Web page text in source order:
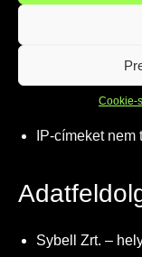
Cookie-
kerül tárolásra
IP-címeket nem
Sybell Zrt. –